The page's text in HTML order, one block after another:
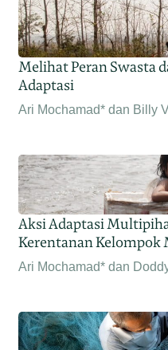
Melihat Peran Swasta
Adaptasi
Ari Mochamad* dan Billy
Aksi Adaptasi
Kerentanan Kelompok
Ari Mochamad* dan